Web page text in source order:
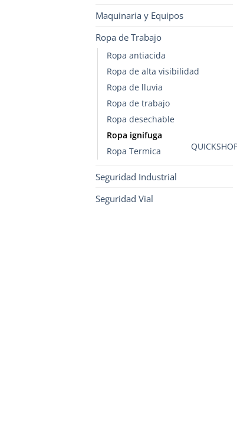
Maquinaria y Equipos
Ropa de Trabajo
Ropa antiacida
Ropa de alta visibilidad
Ropa de lluvia
Ropa de trabajo
Ropa desechable
Ropa ignifuga
Ropa Termica
Seguridad Industrial
Seguridad Vial